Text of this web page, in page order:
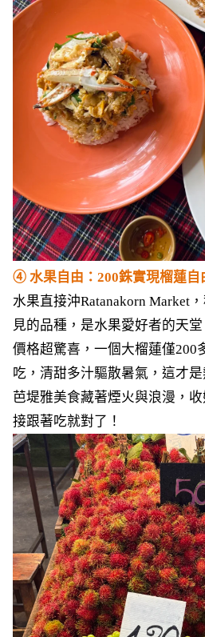
④ 水果自由：200銖實現榴蓮自
水果直接沖Ratanakorn Market
見的品種，是水果愛好者的天堂
價格超驚喜，一個大榴蓮僅200
吃，清甜多汁驅散暑氣，這才是
芭堤雅美食藏著煙火與浪漫，
接跟著吃就對了！